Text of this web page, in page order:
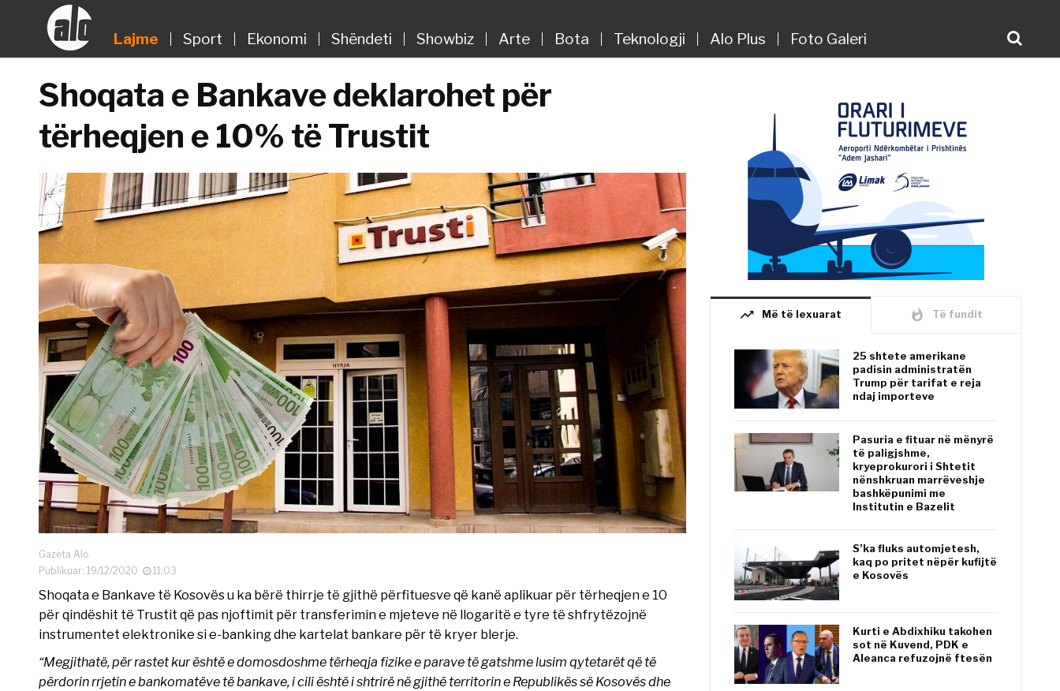
Lajme Sport Ekonomi Shëndeti Showbiz Arte Bota Teknologji Alo Plus Foto Galeri
Shoqata e Bankave deklarohet për
tërheqjen e 10% të Trustit
Gazeta Alo
Publikuar: 19/12/2020
11:03
Shoqata e Bankave të Kosovës u ka bërë thirrje të gjithë përfituesve që kanë aplikuar për tërheqjen e 10
për qindëshit të Trustit që pas njoftimit për transferimin e mjeteve në llogaritë e tyre të shfrytëzojnë
instrumentet elektronike si e-banking dhe kartelat bankare për të kryer blerje.
“Megjithatë, për rastet kur është e domosdoshme tërheqja fizike e parave të gatshme lusim qytetarët që të
përdorin rrjetin e bankomatëve të bankave, i cili është i shtrirë në gjithë territorin e Republikës së Kosovës dhe
trending_up Më të lexuarat whatshot Të fundit
25 shtete amerikane
padisin administratën
Trump për tarifat e reja
ndaj importeve
Pasuria e fituar në mënyrë
të paligjshme,
kryeprokurori i Shtetit
nënshkruan marrëveshje
bashkëpunimi me
Institutin e Bazelit
S’ka fluks automjetesh,
kaq po pritet nëpër kufijtë
e Kosovës
Kurti e Abdixhiku takohen
sot në Kuvend, PDK e
Aleanca refuzojnë ftesën